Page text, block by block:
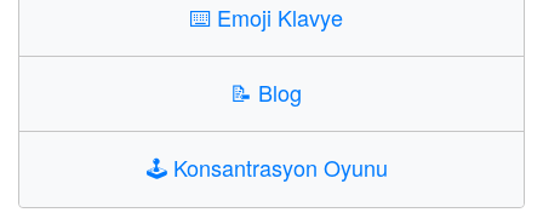
⌨️ Emoji Klavye
📝 Blog
🕹️ Konsantrasyon Oyunu